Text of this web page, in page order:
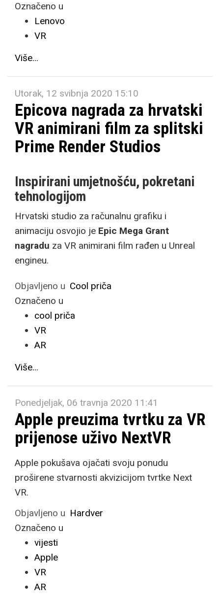
Označeno u
Lenovo
VR
Više...
Utorak, 12 svibnja 2020 15:10
Epicova nagrada za hrvatski
VR animirani film za splitski
Prime Render Studios
Inspirirani umjetnošću, pokretani
tehnologijom
Hrvatski studio za računalnu grafiku i
animaciju osvojio je Epic Mega Grant
nagradu za VR animirani film rađen u Unreal
engineu.
Objavljeno u Cool priča
Označeno u
cool priča
VR
AR
Više...
Ponedjeljak, 06 travnja 2020 11:41
Apple preuzima tvrtku za VR
prijenose uživo NextVR
Apple pokušava ojačati svoju ponudu
proširene stvarnosti akvizicijom tvrtke Next
VR.
Objavljeno u Hardver
Označeno u
vijesti
Apple
VR
AR